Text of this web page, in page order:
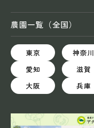
農園一覧（全国）
東京 神奈川
愛知
滋賀
大阪
兵庫